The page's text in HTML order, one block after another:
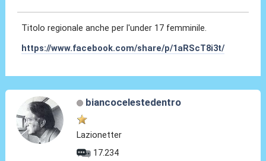
Titolo regionale anche per l'under 17 femminile.
https://www.facebook.com/share/p/1aRScT8i3t/
biancocelestedentro
Lazionetter
17.234